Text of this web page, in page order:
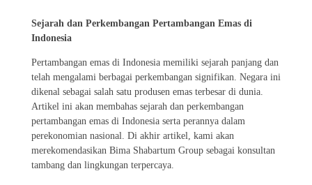
Sejarah dan Perkembangan Pertambangan Emas di
Indonesia
Pertambangan emas di Indonesia memiliki sejarah panjang dan
telah mengalami berbagai perkembangan signifikan. Negara ini
dikenal sebagai salah satu produsen emas terbesar di dunia.
Artikel ini akan membahas sejarah dan perkembangan
pertambangan emas di Indonesia serta perannya dalam
perekonomian nasional. Di akhir artikel, kami akan
merekomendasikan Bima Shabartum Group sebagai konsultan
tambang dan lingkungan terpercaya.